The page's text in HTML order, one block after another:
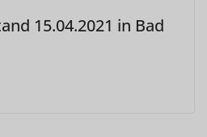
15.04.2021 in Bad